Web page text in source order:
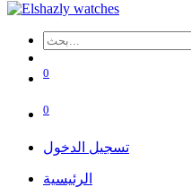
0
0
تسجيل الدخول
الرئيسية